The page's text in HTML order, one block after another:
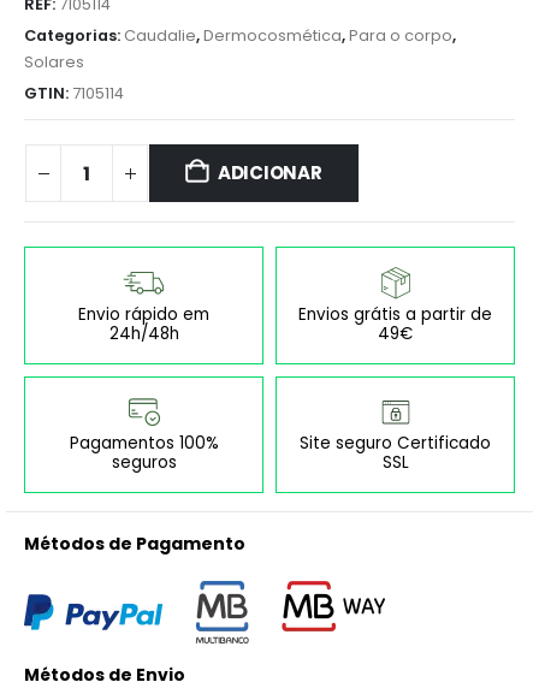
REF: 7105114
Categorias: Caudalie,Dermocosmética,Para o corpo,
Solares
GTIN: 7105114
ADICIONAR
Envio rápido em
24h/48h
Envios grátis a partir de
49€
Pagamentos 100%
seguros
Site seguro Certificado
SSL
Métodos de Pagamento
Métodos de Envio